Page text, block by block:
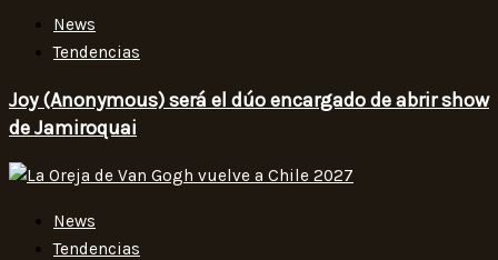
News
Tendencias
Joy (Anonymous) será el dúo encargado de abrir show
de Jamiroquai
News
Tendencias